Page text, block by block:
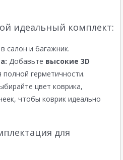
идеальный комплект:
салон и багажник.
Добавьте высокие 3D
полной герметичности.
цвет коврика,
чтобы коврик идеально
для